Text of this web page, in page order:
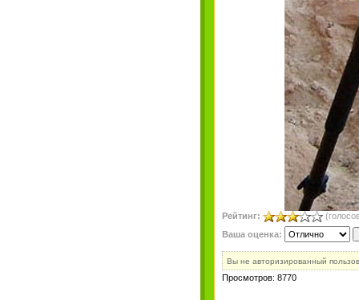
Рейтинг:
Ваша оценка:
Вы не авторизированный
Просмотров: 8770